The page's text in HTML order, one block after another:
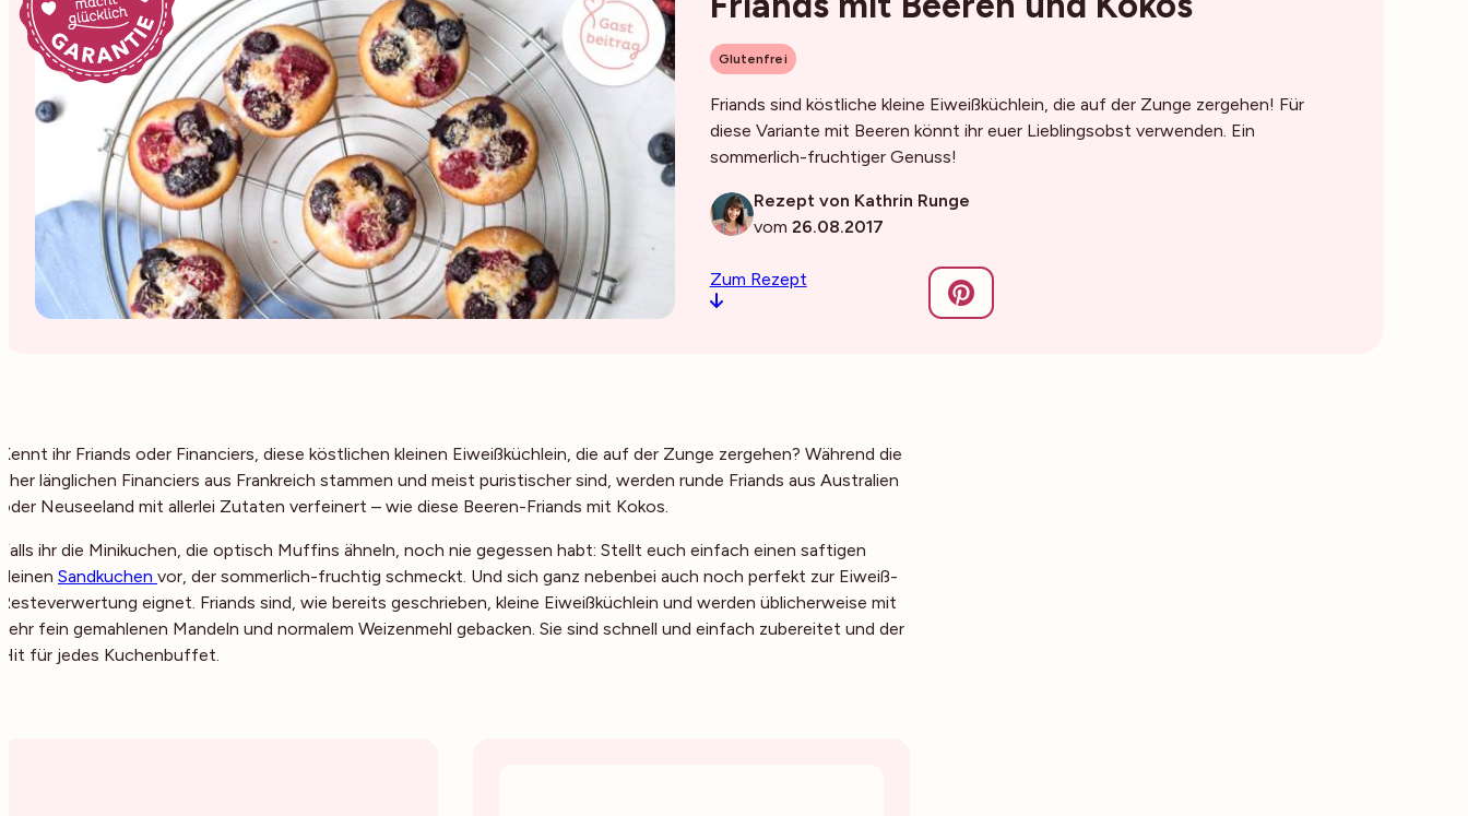
Glutenfrei
Friands sind köstliche kleine Eiweißküchlein, die auf der Zunge zergehen! Für
diese Variante mit Beeren könnt ihr euer Lieblingsobst verwenden. Ein
sommerlich-fruchtiger Genuss!
Rezept von Kathrin Runge
vom 26.08.2017
Zum Rezept
Kennt ihr Friands oder Financiers, diese köstlichen kleinen Eiweißküchlein, die auf der Zunge zergehen? Während die
eher länglichen Financiers aus Frankreich stammen und meist puristischer sind, werden runde Friands aus Australien
oder Neuseeland mit allerlei Zutaten verfeinert – wie diese Beeren-Friands mit Kokos.
Falls ihr die Minikuchen, die optisch Muffins ähneln, noch nie gegessen habt: Stellt euch einfach einen saftigen
kleinen Sandkuchen vor, der sommerlich-fruchtig schmeckt. Und sich ganz nebenbei auch noch perfekt zur Eiweiß-
Resteverwertung eignet. Friands sind, wie bereits geschrieben, kleine Eiweißküchlein und werden üblicherweise mit
sehr fein gemahlenen Mandeln und normalem Weizenmehl gebacken. Sie sind schnell und einfach zubereitet und der
Hit für jedes Kuchenbuffet.